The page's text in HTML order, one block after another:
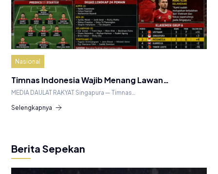
Nasional
Timnas Indonesia Wajib Menang Lawan…
MEDIA DAULAT RAKYAT Singapura — Timnas…
Selengkapnya
Berita Sepekan